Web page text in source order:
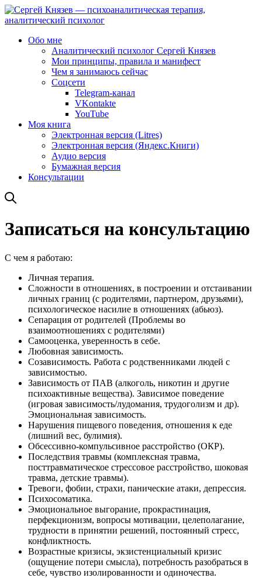
Обо мне
Аналитический психолог Сергей Князев
Мои принципы, правила и манифест
Чем я занимаюсь сейчас
Соцсети
Telegram-канал
VKontakte
YouTube
Моя книга
Электронная версия (Litres)
Электронная версия (Яндекс.Книги)
Аудио версия
Бумажная версия
Консультации
Записаться на консультацию
С чем я работаю:
Личная терапия.
Сложности в отношениях, в построении и отстаивании
личных границ (с родителями, партнером, друзьями),
психологическое насилие в отношениях (абьюз).
Сепарация от родителей (Проблемы во
взаимоотношениях с родителями)
Самооценка, уверенность в себе.
Любовная зависимость.
Созависимость. Работа с родственниками людей с
зависимостью.
Зависимость от ПАВ (алкоголь, никотин и другие
психоактивные вещества). Зависимое поведение
(игровая зависимость/лудомания, трудоголизм и др).
Эмоциональная зависимость.
Нарушения пищевого поведения, отношения к еде
(лишний вес, булимия).
Обсессивно-компульсивное расстройство (ОКР).
Последствия травмы (комплексная травма,
посттравматическое стрессовое расстройство, шоковая
травма, детские травмы).
Тревоги, фобии, страхи, панические атаки, депрессия.
Психосоматика.
Эмоциональное выгорание, прокрастинация,
перфекционизм, вопросы мотивации, целеполагание,
трудности в принятии решений, постоянный стресс,
конфликтность.
Возрастные кризисы, экзистенциальный кризис
(ощущение потери смысла), потребность разобраться в
себе, чувство изолированности и одиночества.